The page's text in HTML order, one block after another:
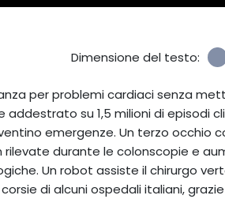
Dimensione del testo:
per problemi cardiaci senza
su 1,5 milioni di episodi
emergenze. Un terzo occhio
durante le colonscopie e
Un robot assiste il chirurgo
di alcuni ospedali italiani,